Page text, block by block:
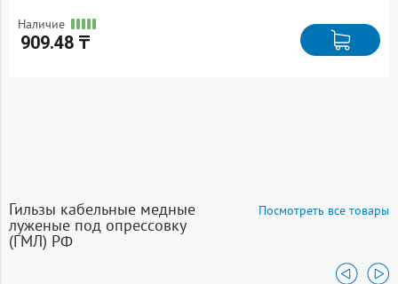
Наличие
909.48 ₸
Гильзы кабельные медные
луженые под опрессовку
(ГМЛ) РФ
Посмотреть все товары